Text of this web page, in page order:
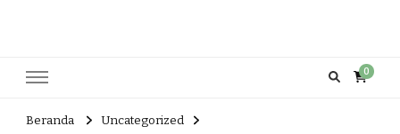
0
Beranda
Uncategorized